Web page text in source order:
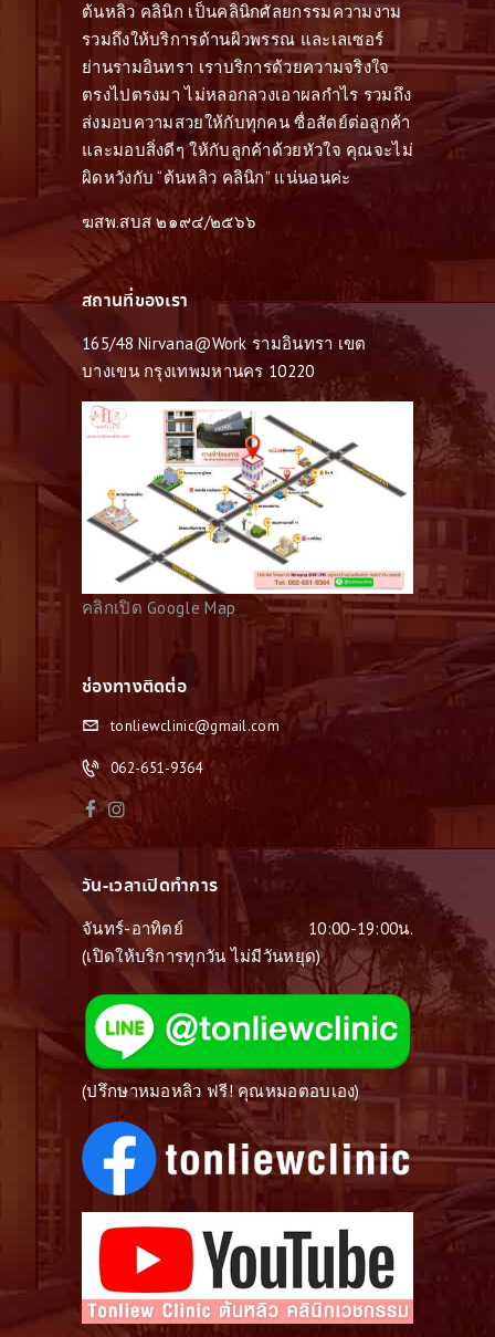
ต้นหลิว คลินิก เป็นคลินิกศัลยกรรมความงาม
รวมถึงให้บริการด้านผิวพรรณ และเลเซอร์
ย่านรามอินทรา เราบริการด้วยความจริงใจ
ตรงไปตรงมา ไม่หลอกลวงเอาผลกำไร รวมถึง
ส่งมอบความสวยให้กับทุกคน ซื่อสัตย์ต่อลูกค้า
และมอบสิ่งดีๆ ให้กับลูกค้าด้วยหัวใจ คุณจะไม่
ผิดหวังกับ “ต้นหลิว คลินิก” แน่นอนค่ะ
ฆสพ.สบส ๒๑๙๔/๒๕๖๖
สถานที่ของเรา
165/48 Nirvana@Work รามอินทรา เขต
บางเขน กรุงเทพมหานคร 10220
คลิกเปิด Google Map
ช่องทางติดต่อ
tonliewclinic@gmail.com
062-651-9364
วัน-เวลาเปิดทำการ
จันทร์-อาทิตย์
10:00-19:00น.
(เปิดให้บริการทุกวัน ไม่มีวันหยุด)
(ปรึกษาหมอหลิว ฟรี! คุณหมอตอบเอง)